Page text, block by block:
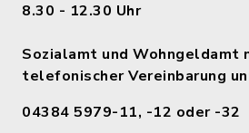
8.30 - 12.30 Uhr
Sozialamt und Wohngeldamt
telefonischer Vereinbarung
04384 5979-11, -12 oder -32